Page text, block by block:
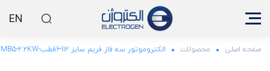
EN
صفحه اصلی محصولات الکتروموتور سه فاز فریم سایز 112-6قطب-IMB5-2.2KW